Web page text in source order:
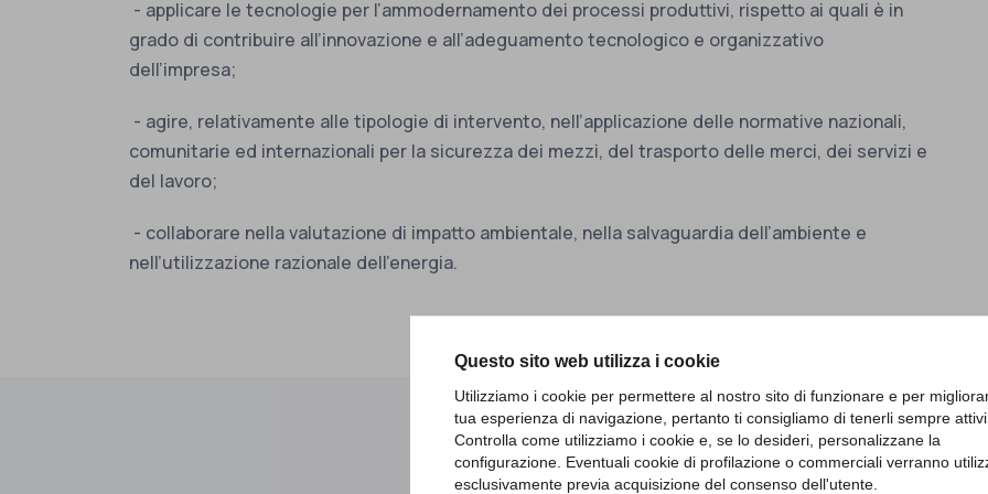
Questo sito web utilizza i cookie
Utilizziamo i cookie per permettere al nostro sito di funzionare e per
tua esperienza di navigazione, pertanto ti consigliamo di tenerli sempre attivi.
Controlla come utilizziamo i cookie e, se lo desideri, personalizzane la
configurazione. Eventuali cookie di profilazione o commerciali verranno
esclusivamente previa acquisizione del consenso dell'utente.
- applicare le tecnologie per l’ammodernamento dei processi produttivi, rispetto ai quali è in
grado di contribuire all’innovazione e all’adeguamento tecnologico e organizzativo
dell’impresa;
- agire, relativamente alle tipologie di intervento, nell’applicazione delle normative nazionali,
comunitarie ed internazionali per la sicurezza dei mezzi, del trasporto delle merci, dei servizi e
del lavoro;
- collaborare nella valutazione di impatto ambientale, nella salvaguardia dell’ambiente e
nell’utilizzazione razionale dell’energia.